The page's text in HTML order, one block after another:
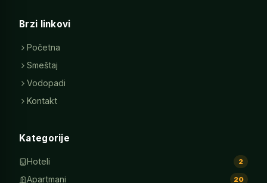
Brzi linkovi
Početna
Smeštaj
Vodopadi
Kontakt
Kategorije
Hoteli 2
Apartmani 20